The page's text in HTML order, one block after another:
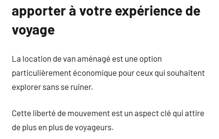
apporter à votre expérience de
voyage
La location de van aménagé est une option
particulièrement économique pour ceux qui souhaitent
explorer sans se ruiner.
Cette liberté de mouvement est un aspect clé qui attire
de plus en plus de voyageurs.